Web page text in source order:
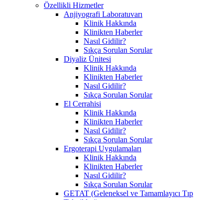
Özellikli Hizmetler
Anjiyografi Laboratuvarı
Klinik Hakkında
Klinikten Haberler
Nasıl Gidilir?
Sıkça Sorulan Sorular
Diyaliz Ünitesi
Klinik Hakkında
Klinikten Haberler
Nasıl Gidilir?
Sıkça Sorulan Sorular
El Cerrahisi
Klinik Hakkında
Klinikten Haberler
Nasıl Gidilir?
Sıkça Sorulan Sorular
Ergoterapi Uygulamaları
Klinik Hakkında
Klinikten Haberler
Nasıl Gidilir?
Sıkça Sorulan Sorular
GETAT (Geleneksel ve Tamamlayıcı Tıp